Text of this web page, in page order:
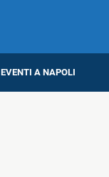
EVENTI A NAPOLI